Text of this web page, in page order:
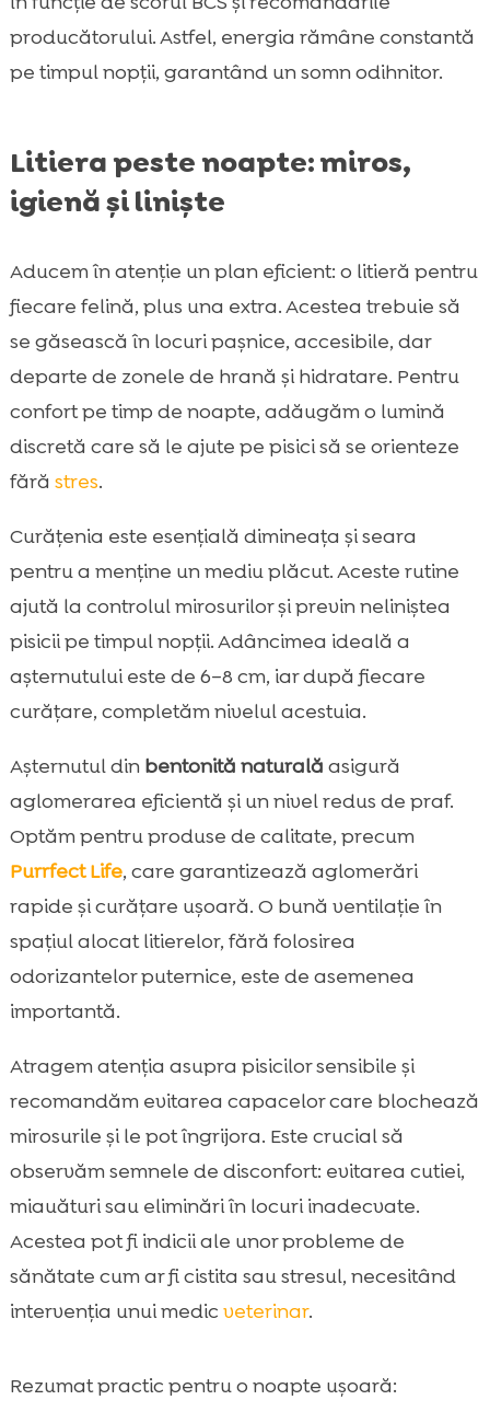
producătorului. Astfel, energia rămâne constantă
pe timpul nopții, garantând un somn odihnitor.
Litiera peste noapte: miros,
igienă și liniște
Aducem în atenție un plan eficient: o litieră pentru
fiecare felină, plus una extra. Acestea trebuie să
se găsească în locuri pașnice, accesibile, dar
departe de zonele de hrană și hidratare. Pentru
confort pe timp de noapte, adăugăm o lumină
discretă care să le ajute pe pisici să se orienteze
fără stres.
Curățenia este esențială dimineața și seara
pentru a menține un mediu plăcut. Aceste rutine
ajută la controlul mirosurilor și previn neliniștea
pisicii pe timpul nopții. Adâncimea ideală a
așternutului este de 6–8 cm, iar după fiecare
curățare, completăm nivelul acestuia.
Așternutul din bentonită naturală asigură
aglomerarea eficientă și un nivel redus de praf.
Optăm pentru produse de calitate, precum
Purrfect Life, care garantizează aglomerări
rapide și curățare ușoară. O bună ventilație în
spațiul alocat litierelor, fără folosirea
odorizantelor puternice, este de asemenea
importantă.
Atragem atenția asupra pisicilor sensibile și
recomandăm evitarea capacelor care blochează
mirosurile și le pot îngrijora. Este crucial să
observăm semnele de disconfort: evitarea cutiei,
miauături sau eliminări în locuri inadecvate.
Acestea pot fi indicii ale unor probleme de
sănătate cum ar fi cistita sau stresul, necesitând
intervenția unui medic veterinar.
Rezumat practic pentru o noapte ușoară: